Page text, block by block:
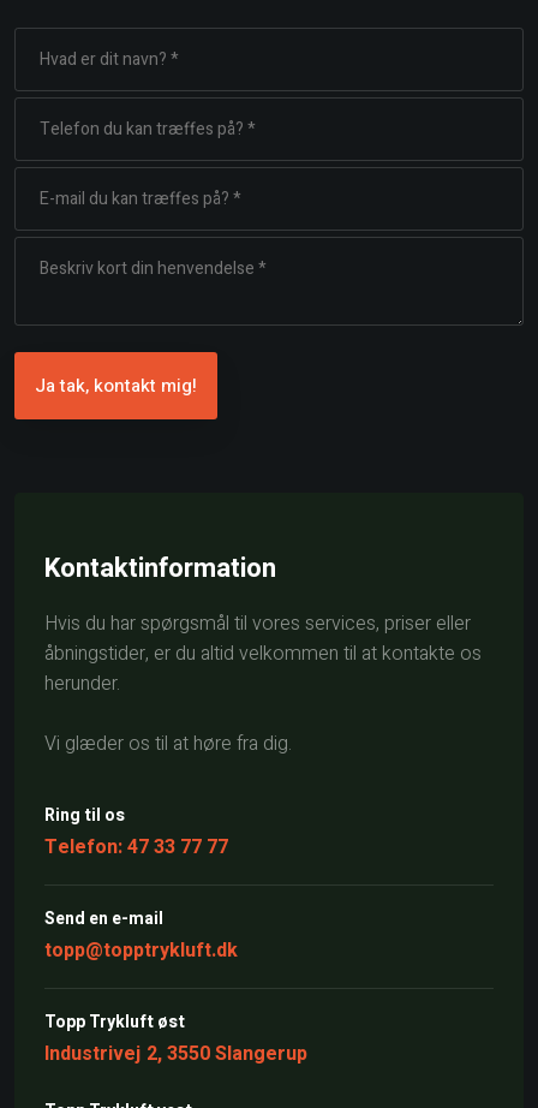
Kontaktinformation
Hvis du har spørgsmål til vores services, priser eller
åbningstider, er du altid velkommen til at kontakte os
herunder.
Vi glæder os til at høre fra dig.
Ring til os
Telefon: 47 33 77 77
Send en e-mail​
topp@topptrykluft.dk
Topp Trykluft øst
Industrivej 2, 3550 Slangerup